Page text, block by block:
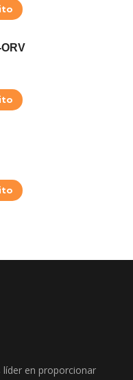
líder en proporcionar